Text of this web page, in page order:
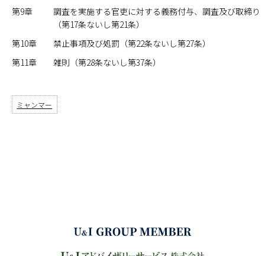
第9章
調査を実施する官吏に対する義務付与、調査及び取締り
（第17条ないし第21条）
第10章
禁止事項及び処罰（第22条ないし第27条）
第11章
雑則（第28条ないし第37条）
ミャンマー